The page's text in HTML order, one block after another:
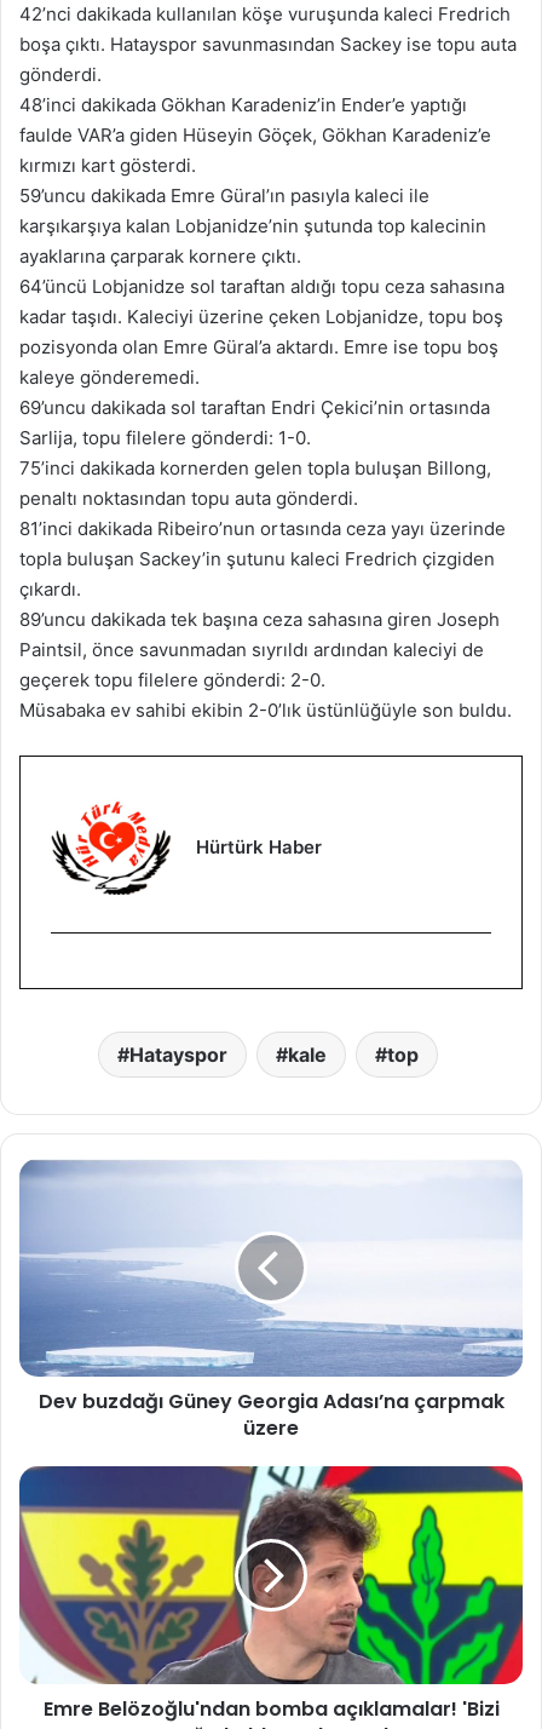
42’nci dakikada kullanılan köşe vuruşunda kaleci Fredrich
boşa çıktı. Hatayspor savunmasından Sackey ise topu auta
gönderdi.
48’inci dakikada Gökhan Karadeniz’in Ender’e yaptığı
faulde VAR’a giden Hüseyin Göçek, Gökhan Karadeniz’e
kırmızı kart gösterdi.
59’uncu dakikada Emre Güral’ın pasıyla kaleci ile
karşıkarşıya kalan Lobjanidze’nin şutunda top kalecinin
ayaklarına çarparak kornere çıktı.
64’üncü Lobjanidze sol taraftan aldığı topu ceza sahasına
kadar taşıdı. Kaleciyi üzerine çeken Lobjanidze, topu boş
pozisyonda olan Emre Güral’a aktardı. Emre ise topu boş
kaleye gönderemedi.
69’uncu dakikada sol taraftan Endri Çekici’nin ortasında
Sarlija, topu filelere gönderdi: 1-0.
75’inci dakikada kornerden gelen topla buluşan Billong,
penaltı noktasından topu auta gönderdi.
81’inci dakikada Ribeiro’nun ortasında ceza yayı üzerinde
topla buluşan Sackey’in şutunu kaleci Fredrich çizgiden
çıkardı.
89’uncu dakikada tek başına ceza sahasına giren Joseph
Paintsil, önce savunmadan sıyrıldı ardından kaleciyi de
geçerek topu filelere gönderdi: 2-0.
Müsabaka ev sahibi ekibin 2-0’lık üstünlüğüyle son buldu.
Hürtürk Haber
Hatayspor kale top
D
ğ
n
e
y
G
o
r
Dev buzdağı Güney Georgia Adası’na çarpmak
üzere
E
m
r
e
e
Emre Belözoğlu'ndan bomba açıklamalar! 'Bizi